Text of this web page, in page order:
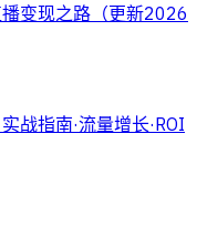
变现之路（更新2026
战指南·流量增长·ROI